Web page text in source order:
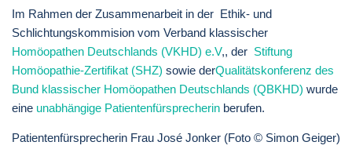
Im Rahmen der Zusammenarbeit in der Ethik- und
Schlichtungskommision vom Verband klassischer
Homöopathen Deutschlands (VKHD) e.V,, der Stiftung
Homöopathie-Zertifikat (SHZ) sowie derQualitätskonferenz des
Bund klassischer Homöopathen Deutschlands (QBKHD) wurde
eine unabhängige Patientenfürsprecherin berufen.
Patientenfürsprecherin Frau José Jonker (Foto © Simon Geiger)